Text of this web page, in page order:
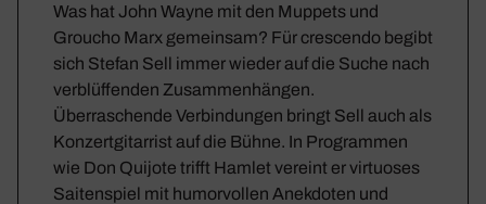
Was hat John Wayne mit den Muppets und
Groucho Marx gemeinsam? Für crescendo begibt
sich Stefan Sell immer wieder auf die Suche nach
verblüffenden Zusammenhängen.
Überraschende Verbindungen bringt Sell auch als
Konzertgitarrist auf die Bühne. In Programmen
wie Don Quijote trifft Hamlet vereint er virtuoses
Saitenspiel mit humorvollen Anekdoten und